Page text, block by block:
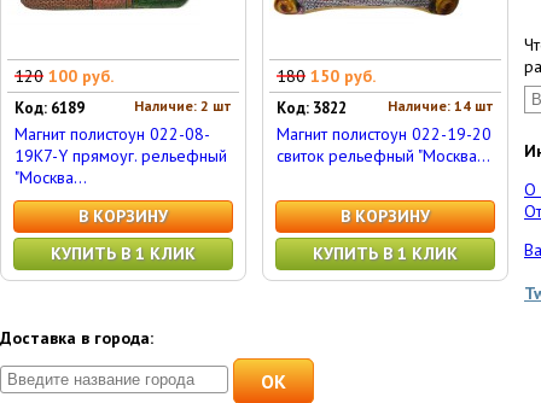
120 100 руб.
Наличие: 2 шт
Код: 6189
Магнит полистоун 022-08-
19K7-Y прямоуг. рельефный
"Москва...
В КОРЗИНУ
КУПИТЬ В 1 КЛИК
180 150 руб.
Наличие: 14 шт
Код: 3822
Магнит полистоун 022-19-20
свиток рельефный "Москва...
В КОРЗИНУ
КУПИТЬ В 1 КЛИК
О
Доставка в города:
OK